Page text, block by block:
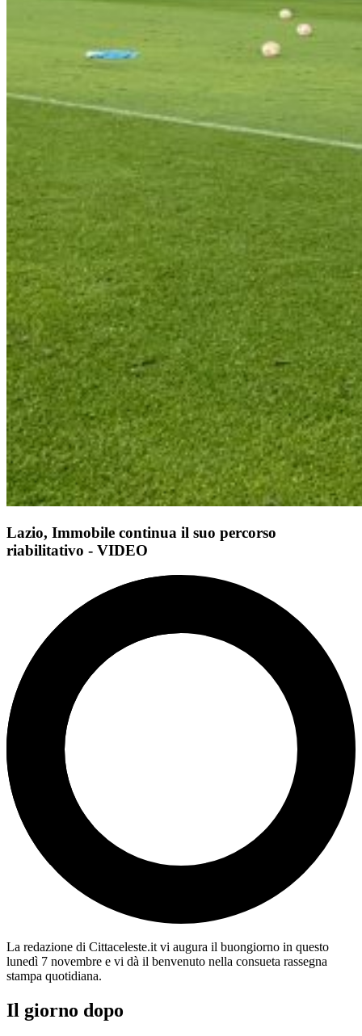
Lazio, Immobile continua il suo percorso
riabilitativo - VIDEO
La redazione di Cittaceleste.it vi augura il buongiorno in questo
lunedì 7 novembre e vi dà il benvenuto nella consueta rassegna
stampa quotidiana.
Il giorno dopo